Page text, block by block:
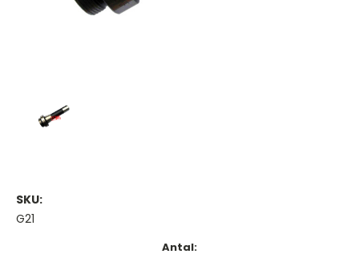
SKU:
G21
Antal: